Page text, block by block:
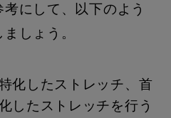
にして、以下のよう
しょう。
化したストレッチ、首
したストレッチを行う